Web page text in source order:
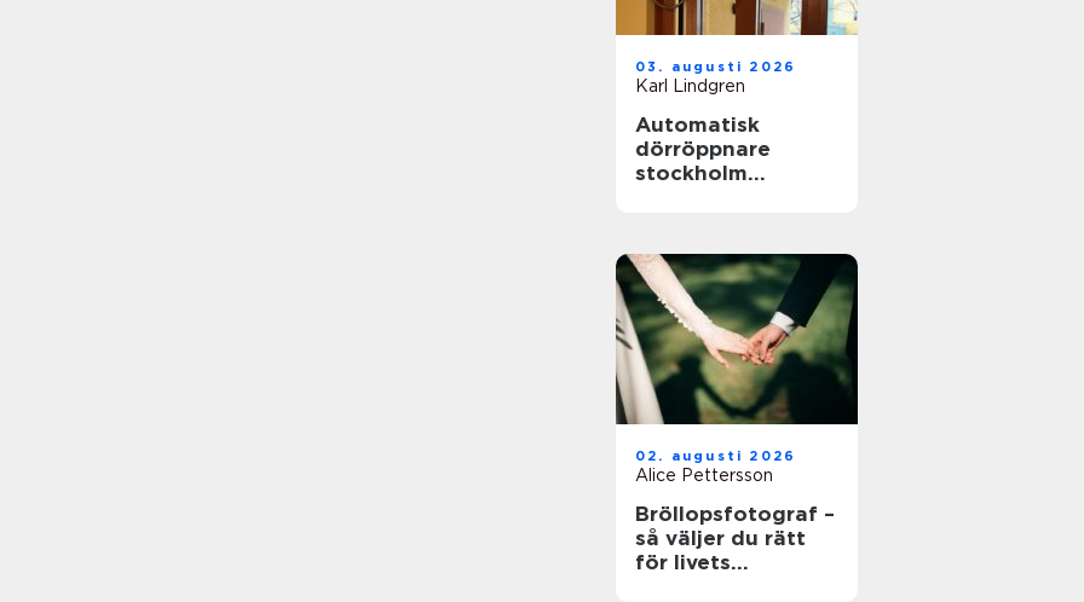
03. augusti 2026
Karl Lindgren
Automatisk
dörröppnare
stockholm
02. augusti 2026
Alice Pettersson
Bröllopsfotograf –
så väljer du rätt
för livets